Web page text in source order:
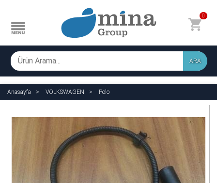
0
ARA
Anasayfa VOLKSWAGEN Polo